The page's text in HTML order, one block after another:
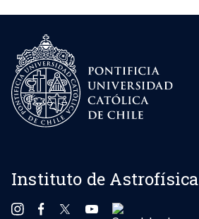
Instituto de Astrofísica